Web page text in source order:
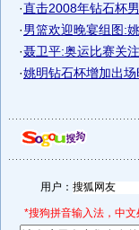
·直击2008年钻石杯
·男篮欢迎晚宴组图:
·聂卫平:奥运比赛关
·姚明钻石杯增加出场
用户：
*搜狗拼音输入法，中